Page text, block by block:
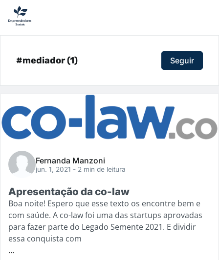
#mediador (1) Seguir
Fernanda Manzoni
jun. 1, 2021 - 2 min de leitura
Apresentação da co-law
Boa noite! Espero que esse texto os encontre bem e
com saúde. A co-law foi uma das startups aprovadas
para fazer parte do Legado Semente 2021. E dividir
essa conquista com
...